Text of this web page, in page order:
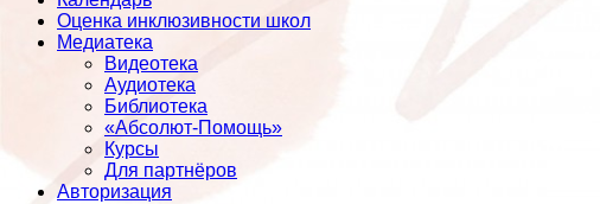
Оценка инклюзивности школ
Медиатека
Видеотека
Аудиотека
Библиотека
«Абсолют-Помощь»
Курсы
Для партнёров
Авторизация